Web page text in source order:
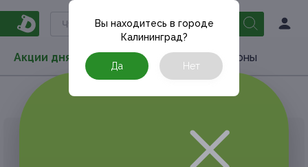
Акции дня Товары Туризм РестоКупоны
Вы находитесь в городе
Калининград?
Да Нет
Концерты и
АКЦИЯ, КОТОРУЮ ВЫ ИСКАЛИ, ЗАВЕРШЕНА.
К сожалению, выгодные акции быстро